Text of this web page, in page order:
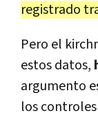
registrado
Pero el
estos datos,
argumento
los